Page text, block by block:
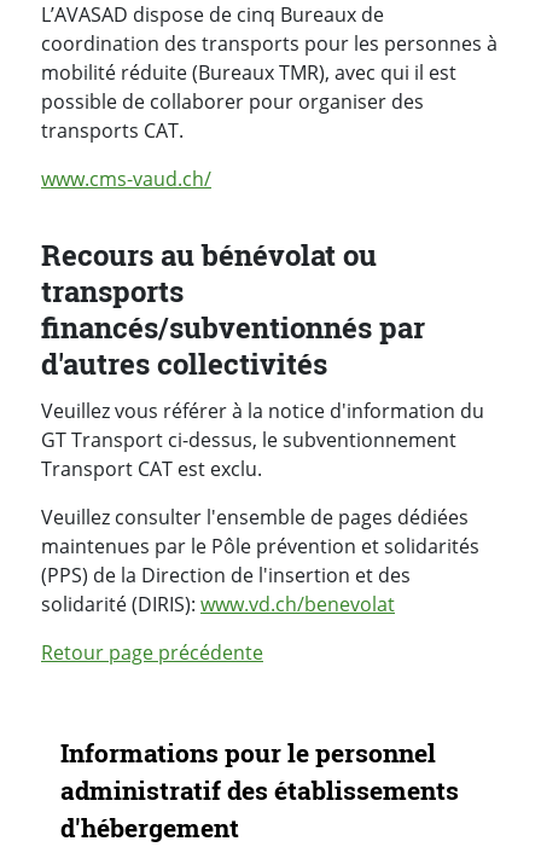
L’AVASAD dispose de cinq Bureaux de
coordination des transports pour les personnes à
mobilité réduite (Bureaux TMR), avec qui il est
possible de collaborer pour organiser des
transports CAT.
www.cms-vaud.ch/
Recours au bénévolat ou
transports
financés/subventionnés par
d'autres collectivités
Veuillez vous référer à la notice d'information du
GT Transport ci-dessus, le subventionnement
Transport CAT est exclu.
Veuillez consulter l'ensemble de pages dédiées
maintenues par le Pôle prévention et solidarités
(PPS) de la Direction de l'insertion et des
solidarité (DIRIS): www.vd.ch/benevolat
Retour page précédente
Navigation secondaire
Informations pour le personnel
administratif des établissements
d'hébergement